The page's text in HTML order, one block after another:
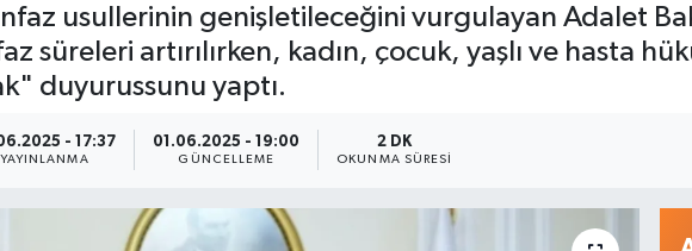
usullerinin genişletileceğini vurgulayan Adalet
süreleri artırılırken, kadın, çocuk, yaşlı ve hasta
duyurussunu yaptı.
- 17:37
YAYINLANMA
01.06.2025 - 19:00
GÜNCELLEME
2 DK
OKUNMA SÜRESI